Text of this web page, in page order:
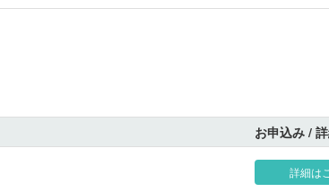
お申込み /
詳細は